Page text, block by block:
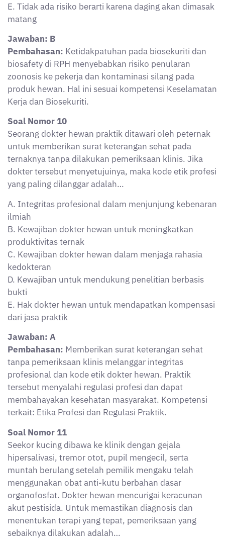
E. Tidak ada risiko berarti karena daging akan dimasak
matang
Jawaban: B
Pembahasan: Ketidakpatuhan pada biosekuriti dan
biosafety di RPH menyebabkan risiko penularan
zoonosis ke pekerja dan kontaminasi silang pada
produk hewan. Hal ini sesuai kompetensi Keselamatan
Kerja dan Biosekuriti.
Soal Nomor 10
Seorang dokter hewan praktik ditawari oleh peternak
untuk memberikan surat keterangan sehat pada
ternaknya tanpa dilakukan pemeriksaan klinis. Jika
dokter tersebut menyetujuinya, maka kode etik profesi
yang paling dilanggar adalah…
A. Integritas profesional dalam menjunjung kebenaran
ilmiah
B. Kewajiban dokter hewan untuk meningkatkan
produktivitas ternak
C. Kewajiban dokter hewan dalam menjaga rahasia
kedokteran
D. Kewajiban untuk mendukung penelitian berbasis
bukti
E. Hak dokter hewan untuk mendapatkan kompensasi
dari jasa praktik
Jawaban: A
Pembahasan: Memberikan surat keterangan sehat
tanpa pemeriksaan klinis melanggar integritas
profesional dan kode etik dokter hewan. Praktik
tersebut menyalahi regulasi profesi dan dapat
membahayakan kesehatan masyarakat. Kompetensi
terkait: Etika Profesi dan Regulasi Praktik.
Soal Nomor 11
Seekor kucing dibawa ke klinik dengan gejala
hipersalivasi, tremor otot, pupil mengecil, serta
muntah berulang setelah pemilik mengaku telah
menggunakan obat anti-kutu berbahan dasar
organofosfat. Dokter hewan mencurigai keracunan
akut pestisida. Untuk memastikan diagnosis dan
menentukan terapi yang tepat, pemeriksaan yang
sebaiknya dilakukan adalah…